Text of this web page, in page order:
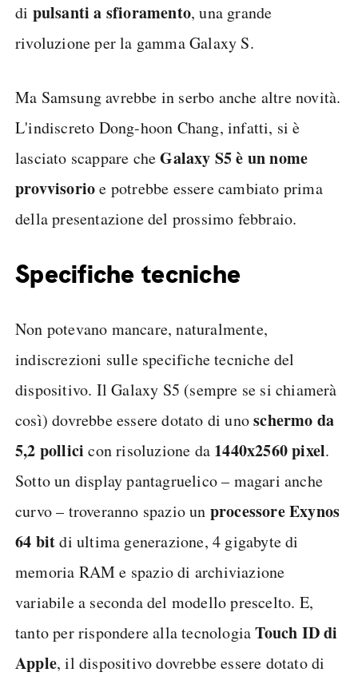
di pulsanti a sfioramento, una grande
rivoluzione per la gamma Galaxy S.
Ma Samsung avrebbe in serbo anche altre novità.
L'indiscreto Dong-hoon Chang, infatti, si è
lasciato scappare cheGalaxy S5 è un nome
provvisorioe potrebbe essere cambiato prima
della presentazione del prossimo febbraio.
Specifiche tecniche
Non potevano mancare, naturalmente,
indiscrezioni sulle specifiche tecniche del
dispositivo. Il Galaxy S5 (sempre se si chiamerà
così) dovrebbe essere dotato di unoschermo da
5,2 pollici con risoluzione da 1440x2560 pixel.
Sotto un display pantagruelico – magari anche
curvo – troveranno spazio un processore Exynos
64 bitdi ultima generazione, 4 gigabyte di
memoria RAM e spazio di archiviazione
variabile a seconda del modello prescelto. E,
tanto per rispondere alla tecnologiaTouch ID di
Apple, il dispositivo dovrebbe essere dotato di